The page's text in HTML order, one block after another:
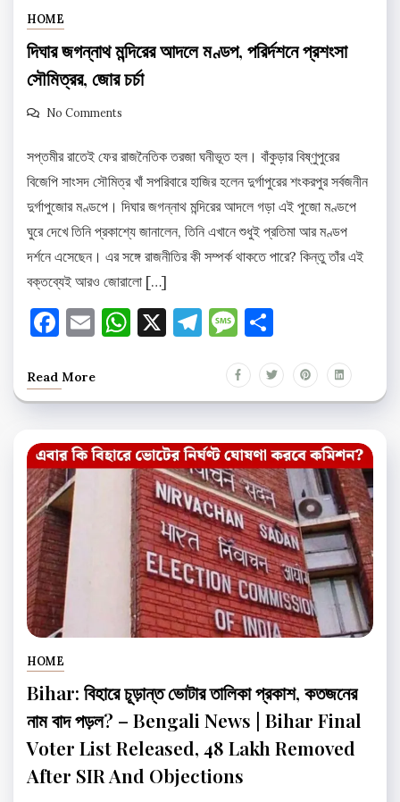
HOME
দিঘার জগন্নাথ মন্দিরের আদলে মণ্ডপ, পরির্দশনে প্রশংসা
সৌমিত্রর, জোর চর্চা
No Comments
সপ্তমীর রাতেই ফের রাজনৈতিক তরজা ঘনীভূত হল। বাঁকুড়ার বিষ্ণুপুরের
বিজেপি সাংসদ সৌমিত্র খাঁ সপরিবারে হাজির হলেন দুর্গাপুরের শংকরপুর সর্বজনীন
দুর্গাপুজোর মণ্ডপে। দিঘার জগন্নাথ মন্দিরের আদলে গড়া এই পুজো মণ্ডপে
ঘুরে দেখে তিনি প্রকাশ্যে জানালেন, তিনি এখানে শুধুই প্রতিমা আর মণ্ডপ
দর্শনে এসেছেন। এর সঙ্গে রাজনীতির কী সম্পর্ক থাকতে পারে? কিন্তু তাঁর এই
বক্তব্যেই আরও জোরালো […]
Facebook
EmailWhatsApp
X Telegram
Message
Read More
HOME
Bihar: বিহারে চূড়ান্ত ভোটার তালিকা প্রকাশ, কতজনের
নাম বাদ পড়ল? – Bengali News | Bihar Final
Voter List Released, 48 Lakh Removed
After SIR And Objections